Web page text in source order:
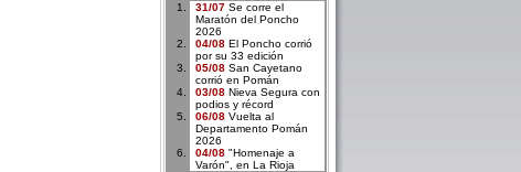
31/07 Se corre el
Maratón del Poncho
2026
04/08 El Poncho corrió
por su 33 edición
05/08 San Cayetano
corrió en Pomán
03/08 Nieva Segura con
podios y récord
06/08 Vuelta al
Departamento Pomán
2026
04/08 "Homenaje a
Varón", en La Rioja